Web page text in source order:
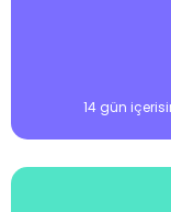
14 gün